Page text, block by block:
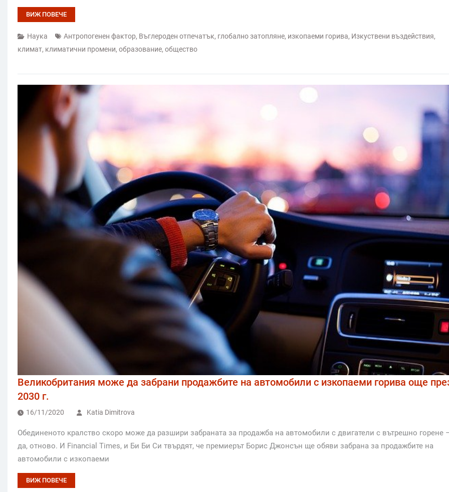
ВИЖ ПОВЕЧЕ
Наука Антропогенен фактор, Въглероден отпечатък, глобално затопляне, изкопаеми горива, Изкуствени въздействия,
климат, климатични промени, образование, общество
Великобритания може да забрани продажбите на автомобили с изкопаеми горива още
2030 г.
16/11/2020 Katia Dimitrova
Обединеното кралство скоро може да разшири забраната за продажба на автомобили с двигатели с вътрешно горене
да, отново. И Financial Times, и Би Би Си твърдят, че премиерът Борис Джонсън ще обяви забрана за продажбите на
автомобили с изкопаеми
ВИЖ ПОВЕЧЕ